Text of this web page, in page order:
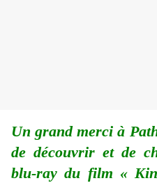
Un grand merci à
de découvrir et de
blu-ray du film «